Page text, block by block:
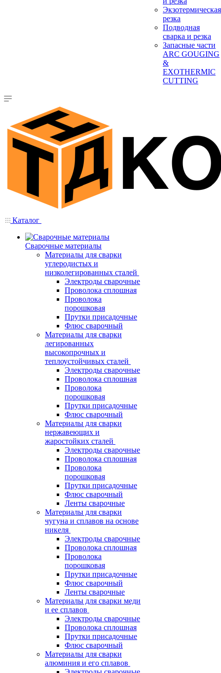
Экзотермическая
резка
Подводная
сварка и резка
Запасные части
ARC GOUGING
&
EXOTHERMIC
CUTTING
Каталог
Сварочные материалы
Материалы для сварки
углеродистых и
низколегированных сталей
Электроды сварочные
Проволока сплошная
Проволока
порошковая
Прутки присадочные
Флюс сварочный
Материалы для сварки
легированных
высокопрочных и
теплоустойчивых сталей
Электроды сварочные
Проволока сплошная
Проволока
порошковая
Прутки присадочные
Флюс сварочный
Материалы для сварки
нержавеющих и
жаростойких сталей
Электроды сварочные
Проволока сплошная
Проволока
порошковая
Прутки присадочные
Флюс сварочный
Ленты сварочные
Материалы для сварки
чугуна и сплавов на основе
никеля
Электроды сварочные
Проволока сплошная
Проволока
порошковая
Прутки присадочные
Флюс сварочный
Ленты сварочные
Материалы для сварки меди
и ее сплавов
Электроды сварочные
Проволока сплошная
Прутки присадочные
Флюс сварочный
Материалы для сварки
алюминия и его сплавов